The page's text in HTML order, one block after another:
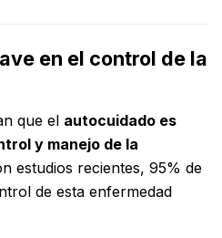
en el control de la
que el autocuidado es
y manejo de la
estudios recientes, 95% de
de esta enfermedad